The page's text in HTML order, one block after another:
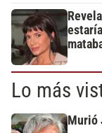
Lo más
Murió